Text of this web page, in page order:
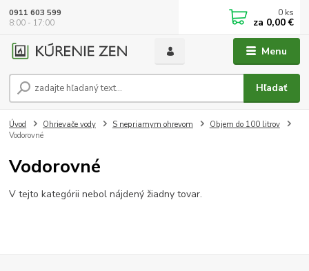
Menu
Hľadať
0911 603 599
8:00 - 17:00
0 ks
za 0,00 €
Úvod Ohrievače vody S nepriamym ohrevom
Objem do 100 litrov
Vodorovné
Vodorovné
V tejto kategórii nebol nájdený žiadny tovar.